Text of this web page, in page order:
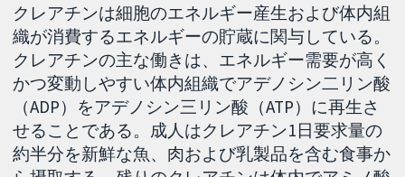
クレアチンは細胞のエネルギー産生および体内組
織が消費するエネルギーの貯蔵に関与している。
クレアチンの主な働きは、エネルギー需要が高く
かつ変動しやすい体内組織でアデノシン二リン酸
（ADP）をアデノシン三リン酸（ATP）に再生さ
せることである。成人はクレアチン1日要求量の
約半分を新鮮な魚、肉および乳製品を含む食事か